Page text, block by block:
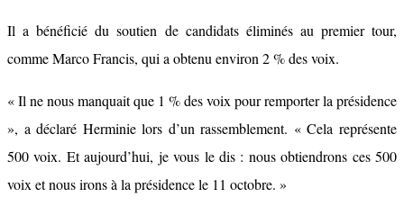
Il a bénéficié du soutien de candidats éliminés au premier tour,
comme Marco Francis, qui a obtenu environ 2 % des voix.
« Il ne nous manquait que 1 % des voix pour remporter la présidence
», a déclaré Herminie lors d’un rassemblement. « Cela représente
500 voix. Et aujourd’hui, je vous le dis : nous obtiendrons ces 500
voix et nous irons à la présidence le 11 octobre. »